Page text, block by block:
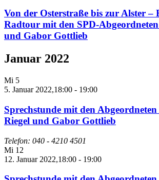
Von der Osterstraße bis zur Alster –
Radtour mit den SPD-
und Gabor Gottlieb
Januar 2022
Mi 5
5. Januar 2022,18:00 - 19:00
Sprechstunde mit den
Riegel und Gabor Gottlieb
Telefon: 040 - 4210 4501
Mi 12
12. Januar 2022,18:00 - 19:00